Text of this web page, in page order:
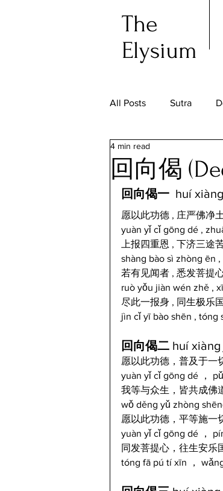
The
Elysium
All Posts Sutra
回向偈
4 min read
回向偈一 huí
愿以此功德 , 庄严佛净土
yuàn yǐ cǐ gōng dé ,
上报四重恩 , 下济三途
shàng bào sì zhòng ēn
若有见闻者 , 悉发菩提
ruò yǒu jiàn wén zhě ,
尽此一报身 , 同生极乐国
jìn cǐ yī bào shēn , tóng
回向偈二 huí
愿以此功德，普及于一
yuàn yǐ cǐ gōng dé ，
我等与众生，皆共成佛
wǒ děng yǔ zhòng
愿以此功德，平等施一
yuàn yǐ cǐ gōng dé ，
同发菩提心，往生安乐
tóng fā pú tí xīn ，